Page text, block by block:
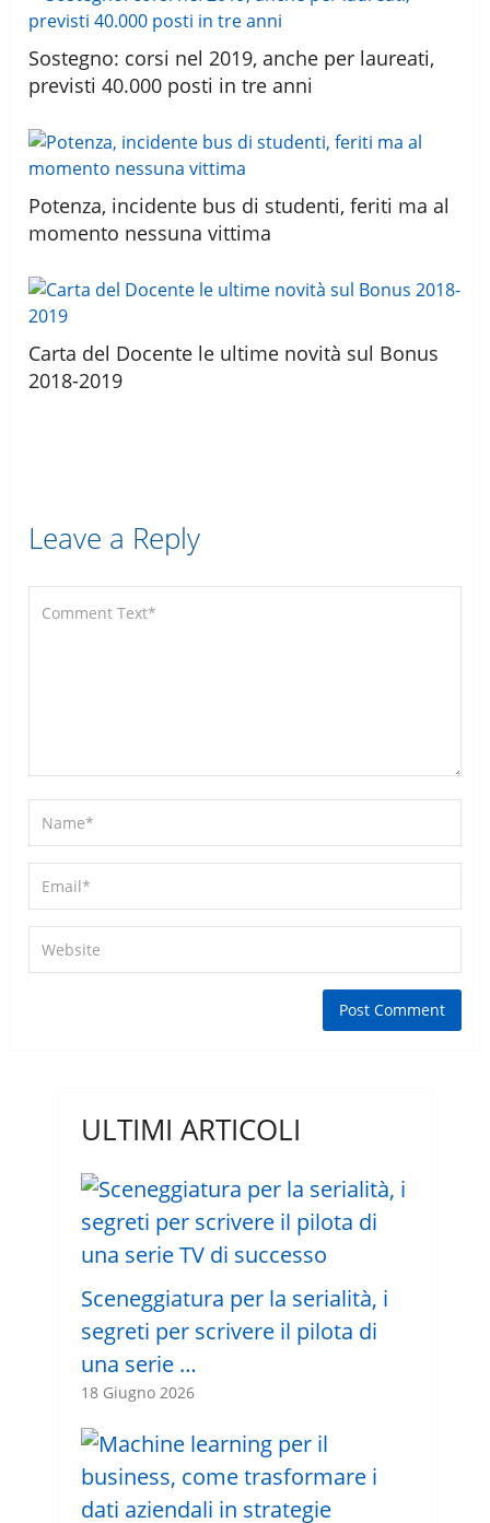
Sostegno: corsi nel 2019, anche per laureati,
previsti 40.000 posti in tre anni
Potenza, incidente bus di studenti, feriti ma al
momento nessuna vittima
Carta del Docente le ultime novità sul Bonus
2018-2019
Leave a Reply
ULTIMI ARTICOLI
Sceneggiatura per la serialità, i
segreti per scrivere il pilota di
una serie …
18 Giugno 2026